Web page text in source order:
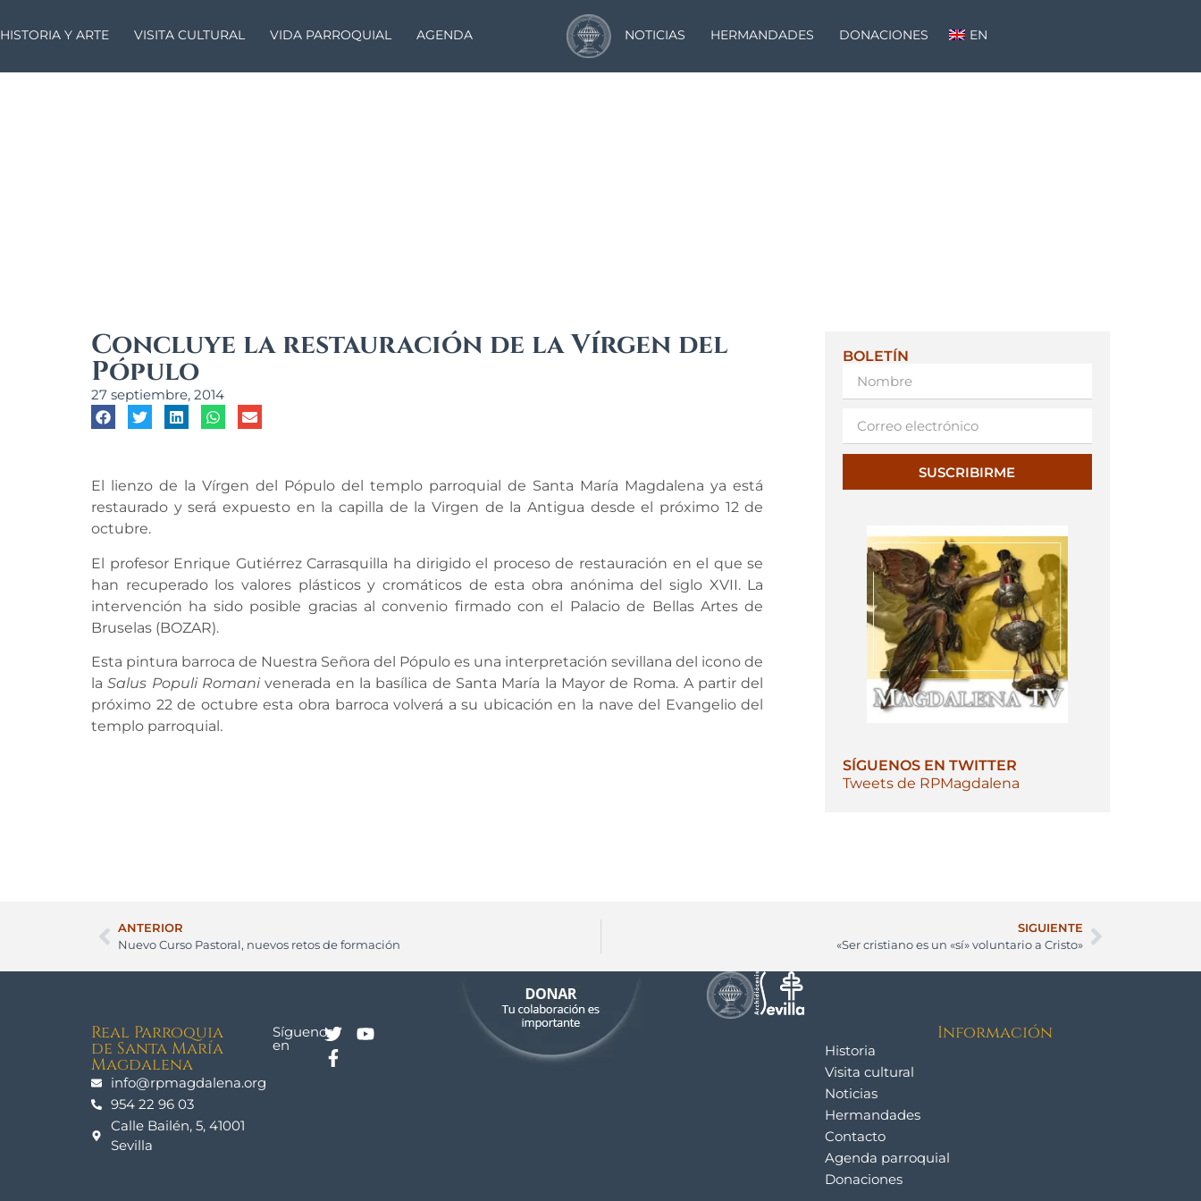
HISTORIA Y ARTE VISITA CULTURAL VIDA PARROQUIAL AGENDA NOTICIAS HERMANDADES DONACIONES EN
Concluye la restauración de la Vírgen del
Pópulo
27 septiembre, 2014
El lienzo de la Vírgen del Pópulo del templo parroquial de Santa María Magdalena ya está
restaurado y será expuesto en la capilla de la Virgen de la Antigua desde el próximo 12 de
octubre.
El profesor Enrique Gutiérrez Carrasquilla ha dirigido el proceso de restauración en el que se
han recuperado los valores plásticos y cromáticos de esta obra anónima del siglo XVII. La
intervención ha sido posible gracias al convenio firmado con el Palacio de Bellas Artes de
Bruselas (BOZAR).
Esta pintura barroca de Nuestra Señora del Pópulo es una interpretación sevillana del icono de
laSalus Populi Romanivenerada en la basílica de Santa María la Mayor de Roma. A partir del
próximo 22 de octubre esta obra barroca volverá a su ubicación en la nave del Evangelio del
templo parroquial.
BOLETÍN
SUSCRIBIRME
SÍGUENOS EN TWITTER
Tweets de RPMagdalena
ANTERIOR
Nuevo Curso Pastoral, nuevos retos de formación
SIGUIENTE
«Ser cristiano es un «sí» voluntario a Cristo»
Real Parroquia
de Santa María
Magdalena
info@rpmagdalena.org
954 22 96 03
Calle Bailén, 5, 41001
Sevilla
Síguenos
en
Información
Historia
Visita cultural
Noticias
Hermandades
Contacto
Agenda parroquial
Donaciones